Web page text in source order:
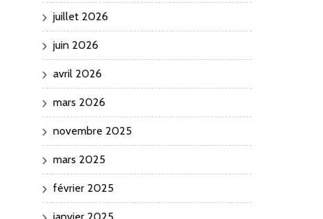
juillet 2026
juin 2026
avril 2026
mars 2026
novembre 2025
mars 2025
février 2025